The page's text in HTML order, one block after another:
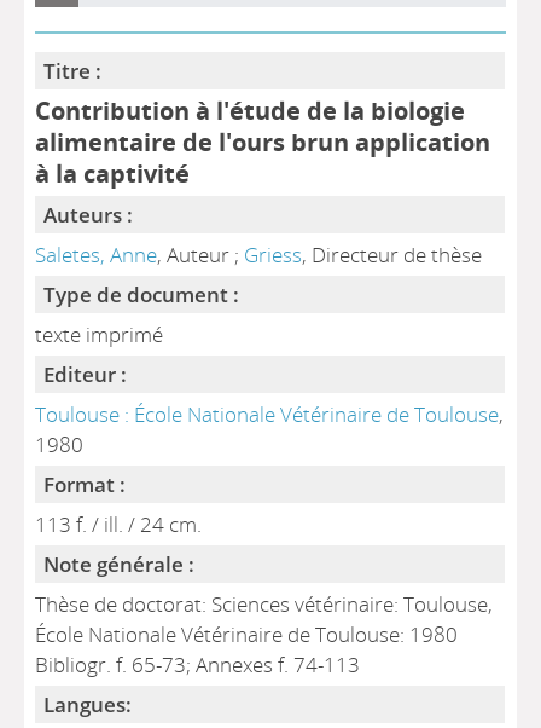
Titre :
Contribution à l'étude de la biologie
alimentaire de l'ours brun application
à la captivité
Auteurs :
Saletes, Anne, Auteur ; Griess, Directeur de thèse
Type de document :
texte imprimé
Editeur :
Toulouse : École Nationale Vétérinaire de Toulouse,
1980
Format :
113 f. / ill. / 24 cm.
Note générale :
Thèse de doctorat: Sciences vétérinaire: Toulouse,
École Nationale Vétérinaire de Toulouse: 1980
Bibliogr. f. 65-73; Annexes f. 74-113
Langues: